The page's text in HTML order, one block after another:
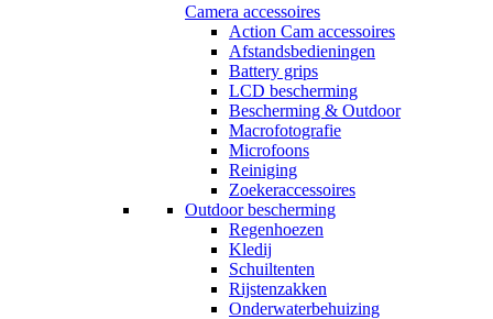
Camera accessoires
Action Cam accessoires
Afstandsbedieningen
Battery grips
LCD bescherming
Bescherming & Outdoor
Macrofotografie
Microfoons
Reiniging
Zoekeraccessoires
Outdoor bescherming
Regenhoezen
Kledij
Schuiltenten
Rijstenzakken
Onderwaterbehuizing